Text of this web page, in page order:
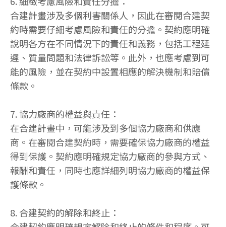
合建計畫涉及多個利害關係人，因此在審閱合建契
約時需要仔細考慮風險和責任的分擔。契約應明確
說明各方在不同情況下的責任和義務，包括工程延
遲、質量問題和法律訴訟等。此外，也應考慮到可
能的風險，並在契約中設置相應的解決機制和賠償
條款。
7. 協力廠商的權益與責任：
在合建計畫中，可能涉及到多個協力廠商和供應
商。在審閱合建契約時，需要確保協力廠商的權益
得到保護。契約應明確規定協力廠商的參與方式、
報酬和責任，同時也應詳細列明協力廠商的權益保
護條款。
8. 合建契約的解除和終止：